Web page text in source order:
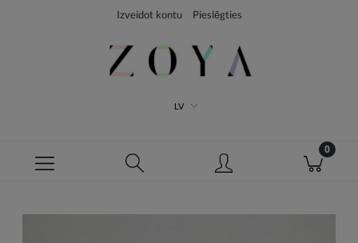
Izveidot kontu Pieslēgties
LV